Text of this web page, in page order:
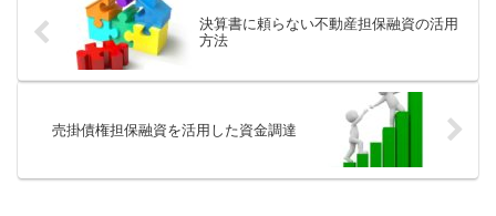
決算書に頼らない不動産担保融資の活用
方法
売掛債権担保融資を活用した資金調達